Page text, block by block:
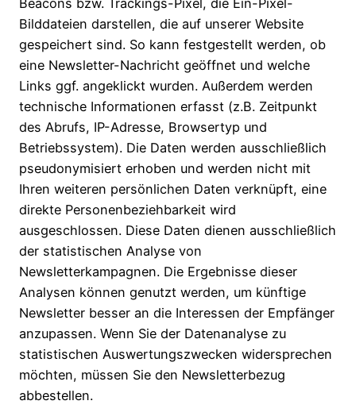
Beacons bzw. Trackings-Pixel, die Ein-Pixel-
Bilddateien darstellen, die auf unserer Website
gespeichert sind. So kann festgestellt werden, ob
eine Newsletter-Nachricht geöffnet und welche
Links ggf. angeklickt wurden. Außerdem werden
technische Informationen erfasst (z.B. Zeitpunkt
des Abrufs, IP-Adresse, Browsertyp und
Betriebssystem). Die Daten werden ausschließlich
pseudonymisiert erhoben und werden nicht mit
Ihren weiteren persönlichen Daten verknüpft, eine
direkte Personenbeziehbarkeit wird
ausgeschlossen. Diese Daten dienen ausschließlich
der statistischen Analyse von
Newsletterkampagnen. Die Ergebnisse dieser
Analysen können genutzt werden, um künftige
Newsletter besser an die Interessen der Empfänger
anzupassen. Wenn Sie der Datenanalyse zu
statistischen Auswertungszwecken widersprechen
möchten, müssen Sie den Newsletterbezug
abbestellen.